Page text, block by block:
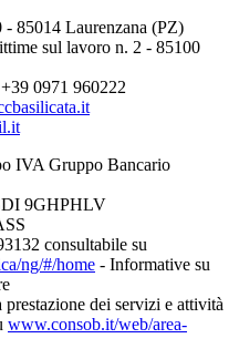
- 85014 Laurenzana (PZ)
sul lavoro n. 2 - 85100
0971 960222
IVA Gruppo Bancario
9GHPHLV
consultabile su
ng/#/home - Informative su
dei servizi e attività
www.consob.it/web/area-